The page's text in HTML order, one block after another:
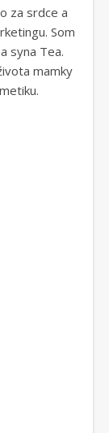
za srdce a
Som
syna Tea.
mamky